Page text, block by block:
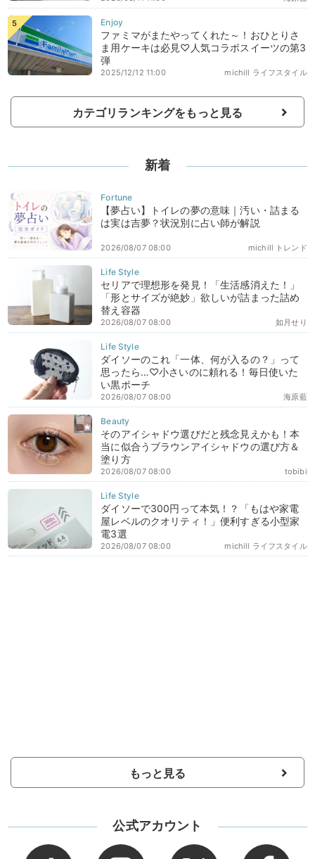
ファミマがまたやってくれた～！おひとりさ
ま用ケーキは必見♡人気コラボスイーツの第3
弾
michill ライフスタイル
2025/12/12 11:00
カテゴリランキングをもっと見る
新着
【夢占い】トイレの夢の意味｜汚い・詰まる
は実は吉夢？状況別に占い師が解説
michill トレンド
2026/08/07 08:00
セリアで理想形を発見！「生活感消えた！」
「形とサイズが絶妙」欲しいが詰まった詰め
替え容器
如月せり
2026/08/07 08:00
ダイソーのこれ「一体、何が入るの？」って
思ったら…♡小さいのに頼れる！毎日使いた
い黒ポーチ
海原藍
2026/08/07 08:00
そのアイシャドウ選びだと残念見えかも！本
当に似合うブラウンアイシャドウの選び方＆
塗り方
tobibi
2026/08/07 08:00
ダイソーで300円って本気！？「もはや家電
屋レベルのクオリティ！」便利すぎる小型家
電3選
michill ライフスタイル
2026/08/07 08:00
もっと見る
公式アカウント